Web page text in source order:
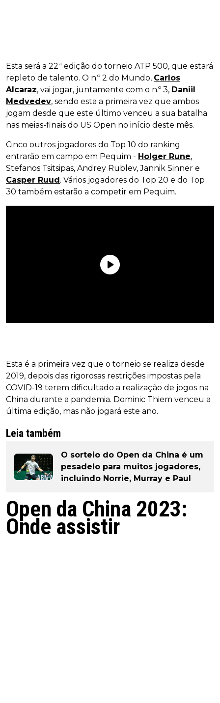
Esta será a 22ª edição do torneio ATP 500, que estará
repleto de talento. O n.º 2 do Mundo, Carlos
Alcaraz, vai jogar, juntamente com o n.º 3, Daniil
Medvedev, sendo esta a primeira vez que ambos
jogam desde que este último venceu a sua batalha
nas meias-finais do US Open no início deste mês.
Cinco outros jogadores do Top 10 do ranking
entrarão em campo em Pequim - Holger Rune,
Stefanos Tsitsipas, Andrey Rublev, Jannik Sinner e
Casper Ruud. Vários jogadores do Top 20 e do Top
30 também estarão a competir em Pequim.
Esta é a primeira vez que o torneio se realiza desde
2019, depois das rigorosas restrições impostas pela
COVID-19 terem dificultado a realização de jogos na
China durante a pandemia. Dominic Thiem venceu a
última edição, mas não jogará este ano.
Leia também
O sorteio do Open da China é um
pesadelo para muitos jogadores,
incluindo Norrie, Murray e Paul
Open da China 2023:
Onde assistir